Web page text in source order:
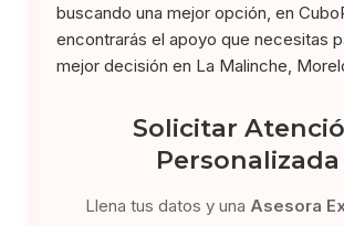
buscando una mejor opción, en
encontrarás el apoyo que necesitas
mejor decisión en La Malinche,
Solicitar
Personalizada
Llena tus datos y una Asesora